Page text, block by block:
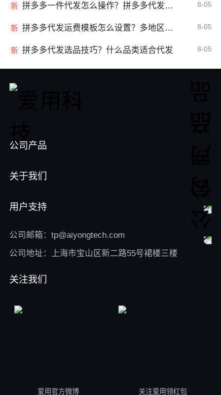
新 拼多多一件代发怎么操作？拼多多代发全流程 8-05
新 拼多多代发运费模板怎么设置？多地区运费 8-05
新 拼多多代发选品技巧？什么品类适合代发 8-05
公司产品
关于我们
用户支持
公司邮箱：tp@aiyongtech.com
公司地址：上海市宝山区新二路55号裙楼三楼
关注我们
爱用官方微博 关注爱用领红包